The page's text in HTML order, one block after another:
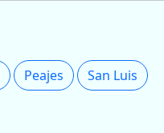
Peajes San Luis